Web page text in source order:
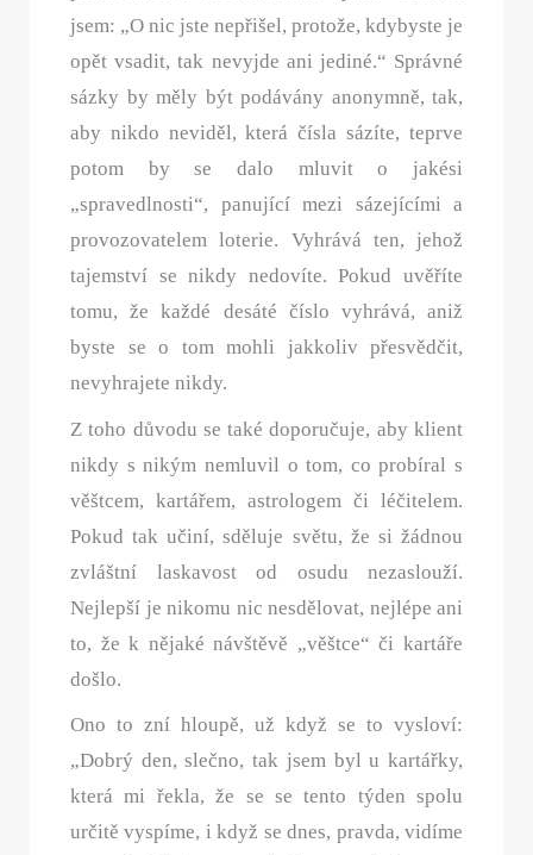
jsem: „O nic jste nepřišel, protože, kdybyste je
opět vsadit, tak nevyjde ani jediné.“ Správné
sázky by měly být podávány anonymně, tak,
aby nikdo neviděl, která čísla sázíte, teprve
potom by se dalo mluvit o jakési
„spravedlnosti“, panující mezi sázejícími a
provozovatelem loterie. Vyhrává ten, jehož
tajemství se nikdy nedovíte. Pokud uvěříte
tomu, že každé desáté číslo vyhrává, aniž
byste se o tom mohli jakkoliv přesvědčit,
nevyhrajete nikdy.
Z toho důvodu se také doporučuje, aby klient
nikdy s nikým nemluvil o tom, co probíral s
věštcem, kartářem, astrologem či léčitelem.
Pokud tak učiní, sděluje světu, že si žádnou
zvláštní laskavost od osudu nezaslouží.
Nejlepší je nikomu nic nesdělovat, nejlépe ani
to, že k nějaké návštěvě „věštce“ či kartáře
došlo.
Ono to zní hloupě, už když se to vysloví:
„Dobrý den, slečno, tak jsem byl u kartářky,
která mi řekla, že se se tento týden spolu
určitě vyspíme, i když se dnes, pravda, vidíme